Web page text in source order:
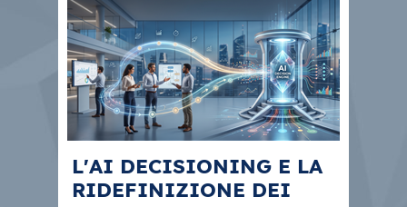
L'AI DECISIONING E LA
RIDEFINIZIONE DEI